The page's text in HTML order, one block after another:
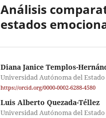
Análisis
estados
Diana Janice Templos-
Universidad Autónoma del
https://orcid.org/0000-0002-6288-4580
Luis Alberto Quezada-Téllez
Universidad Autónoma del